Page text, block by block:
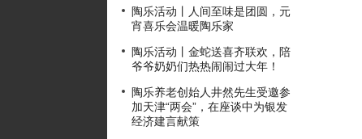
陶乐活动丨人间至味是团圆，元
宵喜乐会温暖陶乐家
陶乐活动丨金蛇送喜齐联欢，陪
爷爷奶奶们热热闹闹过大年！
陶乐养老创始人井然先生受邀参
加天津“两会”，在座谈中为银发
经济建⾔献策